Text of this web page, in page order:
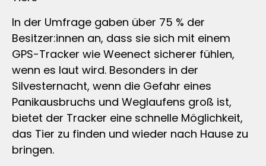
In der Umfrage gaben über 75 % der
Besitzer:innen an, dass sie sich mit einem
GPS-Tracker wie Weenect sicherer fühlen,
wenn es laut wird. Besonders in der
Silvesternacht, wenn die Gefahr eines
Panikausbruchs und Weglaufens groß ist,
bietet der Tracker eine schnelle Möglichkeit,
das Tier zu finden und wieder nach Hause zu
bringen.